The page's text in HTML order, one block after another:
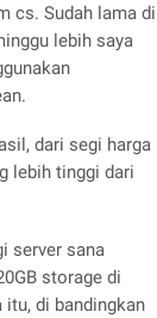
cs. Sudah lama di
lebih saya
dari segi harga
lebih tinggi dari
server sana
storage di
itu, di bandingkan